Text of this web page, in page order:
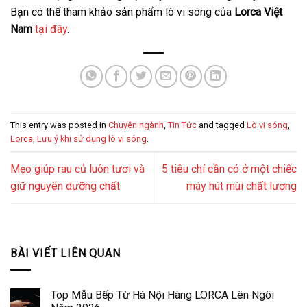
Bạn có thể tham khảo sản phẩm lò vi sóng của Lorca Việt
Nam tại đây.
This entry was posted in Chuyên ngành Tin Tức and tagged Lò vi sóng
Lorca Lưu ý khi sử dụng lò vi sóng
Mẹo giúp rau củ luôn tươi và
giữ nguyên dưỡng chất
5 tiêu chí cần có ở một chiếc
máy hút mùi chất lượng
BÀI VIẾT LIÊN QUAN
Top Mẫu Bếp Từ Hà Nội Hãng LORCA Lên Ngôi